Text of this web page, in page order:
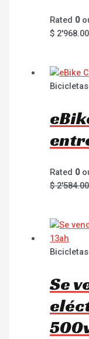
Rated 0
$ 2'968.00
Rated 0
$2'584.00
Se